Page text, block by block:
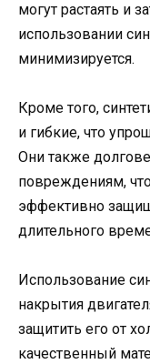
могут растаять и
использовании
минимизируется.
Кроме того,
и гибкие, что
Они также
повреждениям,
эффективно
длительного
Использование
накрытия
защитить его от
качественный